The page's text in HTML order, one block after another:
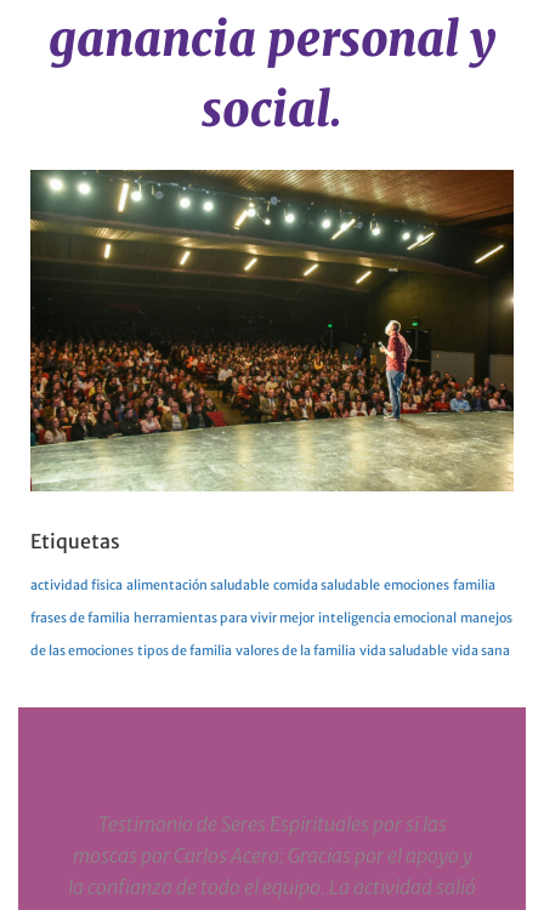
ganancia personal y
social.
Etiquetas
actividad fisica alimentación saludable comida saludable emociones familia
frases de familia herramientas para vivir mejor inteligencia emocional manejos
de las emociones tipos de familia valores de la familia vida saludable vida sana
Testimonio de Seres Espirituales por si las
moscas por Carlos Acero: Gracias por el apoyo y
la confianza de todo el equipo. La actividad salió